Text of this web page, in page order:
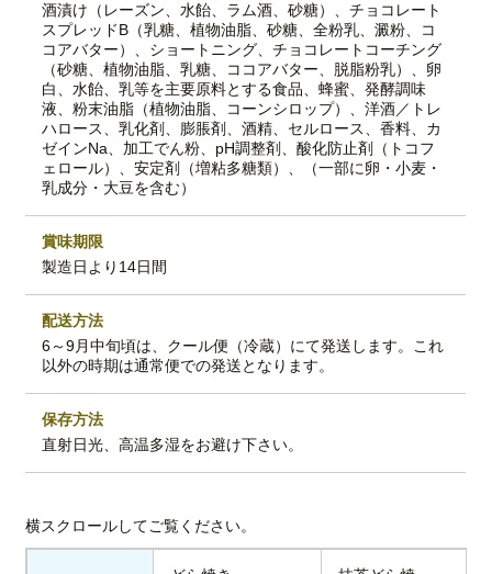
酒漬け（レーズン、水飴、ラム酒、砂糖）、チョコレート
スプレッドB（乳糖、植物油脂、砂糖、全粉乳、澱粉、コ
コアバター）、ショートニング、チョコレートコーチング
（砂糖、植物油脂、乳糖、ココアバター、脱脂粉乳）、卵
白、水飴、乳等を主要原料とする食品、蜂蜜、発酵調味
液、粉末油脂（植物油脂、コーンシロップ）、洋酒／トレ
ハロース、乳化剤、膨脹剤、酒精、セルロース、香料、カ
ゼインNa、加工でん粉、pH調整剤、酸化防止剤（トコフ
ェロール）、安定剤（増粘多糖類）、（一部に卵・小麦・
乳成分・大豆を含む）
賞味期限
製造日より14日間
配送方法
6～9月中旬頃は、クール便（冷蔵）にて発送します。これ
以外の時期は通常便での発送となります。
保存方法
直射日光、高温多湿をお避け下さい。